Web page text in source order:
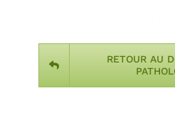
RETOUR AU